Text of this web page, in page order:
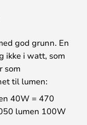
god grunn. En
ikke i watt, som
som
til lumen:
40W = 470
lumen 100W